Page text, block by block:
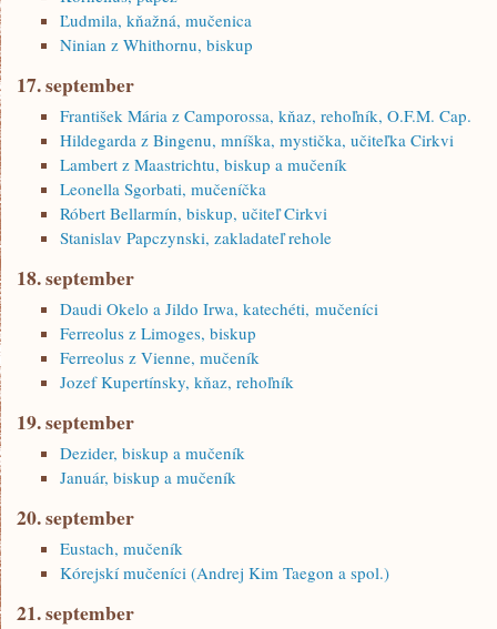
Ľudmila, kňažná, mučenica
Ninian z Whithornu, biskup
17. september
František Mária z Camporossa, kňaz, rehoľník, O.F.M. Cap.
Hildegarda z Bingenu, mníška, mystička, učiteľka Cirkvi
Lambert z Maastrichtu, biskup a mučeník
Leonella Sgorbati, mučeníčka
Róbert Bellarmín, biskup, učiteľ Cirkvi
Stanislav Papczynski, zakladateľ rehole
18. september
Daudi Okelo a Jildo Irwa, katechéti, mučeníci
Ferreolus z Limoges, biskup
Ferreolus z Vienne, mučeník
Jozef Kupertínsky, kňaz, rehoľník
19. september
Dezider, biskup a mučeník
Január, biskup a mučeník
20. september
Eustach, mučeník
Kórejskí mučeníci (Andrej Kim Taegon a spol.)
21. september